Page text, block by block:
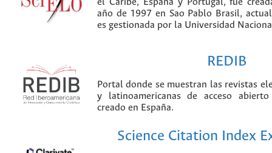
año de 1997 en Sao Pablo Brasil,
es gestionada por la Universidad
REDIB
Portal donde se muestran las revistas
y latinoamericanas de acceso
creado en España.
Science Citation Index